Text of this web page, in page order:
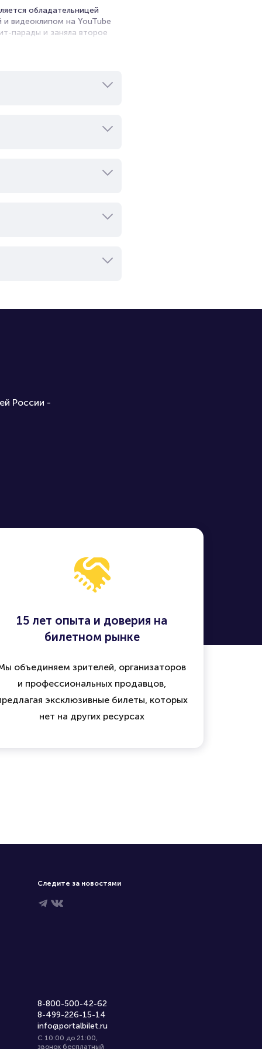
обладательницей
видеоклипом на YouTube
парады и заняла второе
России -
15 лет опыта и доверия на
билетном рынке
объединяем зрителей, организаторов
и профессиональных продавцов,
эксклюзивные билеты, которых
нет на других ресурсах
Следите за новостями
8-800-500-42-62
8-499-226-15-14
info@portalbilet.ru
С 10:00 до 21:00,
звонок бесплатный